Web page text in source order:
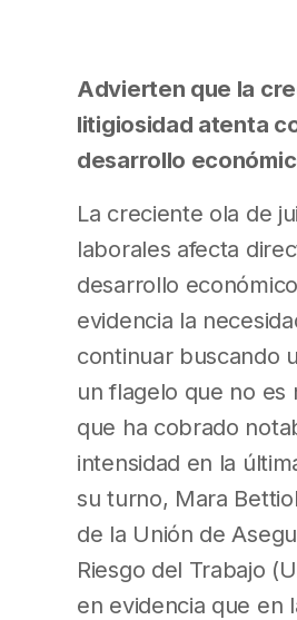
Advierten que la
litigiosidad atenta
desarrollo
La creciente ola de
laborales afecta
desarrollo
evidencia la
continuar buscando
un flagelo que no es
que ha cobrado
intensidad en la
su turno, Mara
de la Unión de
Riesgo del Trabajo
en evidencia que en